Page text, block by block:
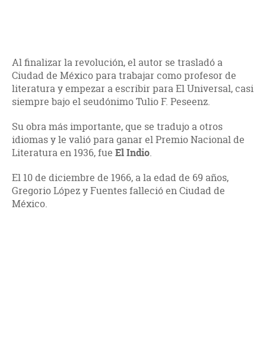
Al finalizar la revolución, el autor se trasladó a
Ciudad de México para trabajar como profesor de
literatura y empezar a escribir para El Universal, casi
siempre bajo el seudónimo Tulio F. Peseenz.
Su obra más importante, que se tradujo a otros
idiomas y le valió para ganar el Premio Nacional de
Literatura en 1936, fue El Indio.
El 10 de diciembre de 1966, a la edad de 69 años,
Gregorio López y Fuentes falleció en Ciudad de
México.